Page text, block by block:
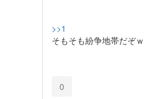
>>1
そもそも紛争地帯だぞｗ
0